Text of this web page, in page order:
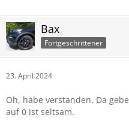
Wie hoch war denn dein
Autobahn unterwegs nimmt
Schnitt zwischen 9,5 - 11,5
du wild unterwegs bist,
Tonnen Leergewicht ja auch
Gruß Alex
Bax
Fortgeschrittener
23. April 2024
Oh, habe verstanden. Da
auf 0 ist seltsam.